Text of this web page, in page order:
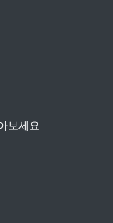
보세요